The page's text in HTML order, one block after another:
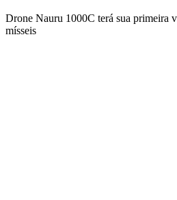
Drone Nauru 1000C terá sua primeira
mísseis